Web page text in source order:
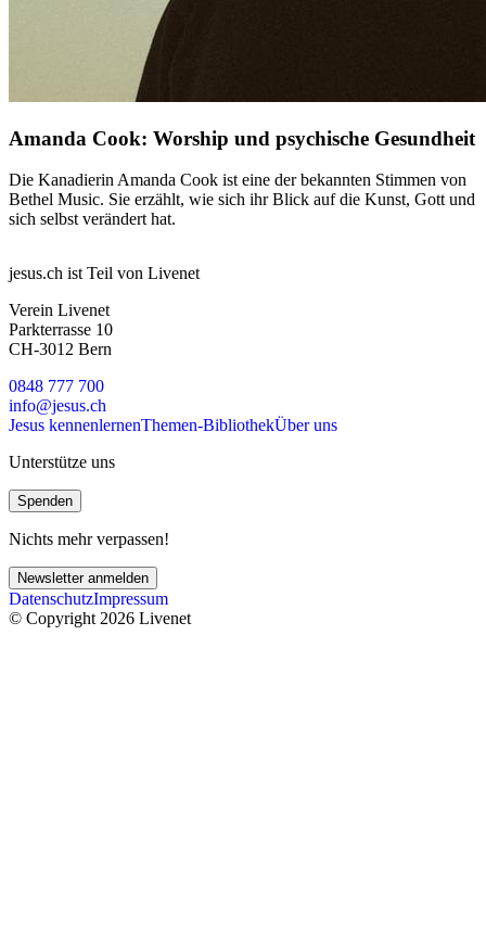
Amanda Cook: Worship und psychische Gesundheit
Die Kanadierin Amanda Cook ist eine der bekannten Stimmen von
Bethel Music. Sie erzählt, wie sich ihr Blick auf die Kunst, Gott und
sich selbst verändert hat.
jesus.ch ist Teil von Livenet
Verein Livenet
Parkterrasse 10
CH-3012 Bern
0848 777 700
info@jesus.ch
Jesus kennenlernenThemen-BibliothekÜber uns
Unterstütze uns
Spenden
Nichts mehr verpassen!
Newsletter anmelden
DatenschutzImpressum
© Copyright 2026 Livenet